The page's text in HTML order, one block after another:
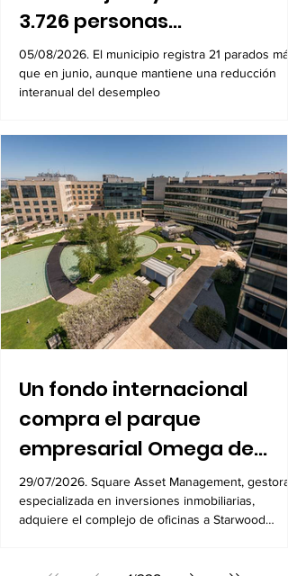
El paro sube en Alcobendas
durante julio y alcanza las
3.726 personas
desempleadas
interanual del desempleo
Un fondo internacional
compra el parque
empresarial Omega de